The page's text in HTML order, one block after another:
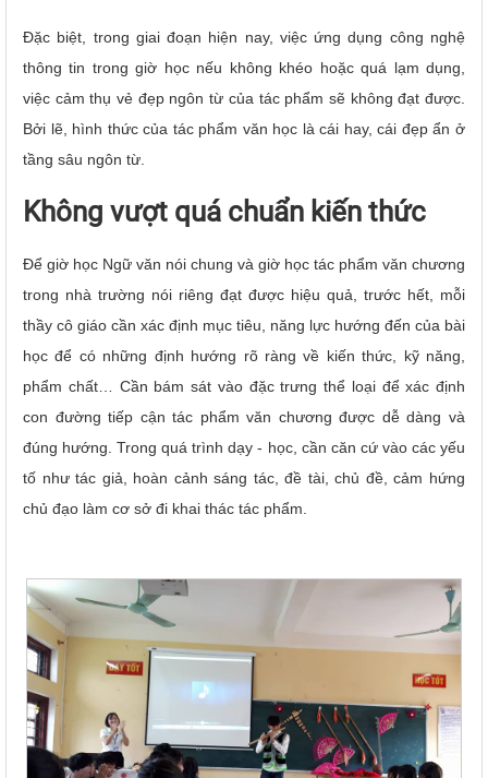
Đặc biệt, trong giai đoạn hiện nay, việc ứng dụng công nghệ
thông tin trong giờ học nếu không khéo hoặc quá lạm dụng,
việc cảm thụ vẻ đẹp ngôn từ của tác phẩm sẽ không đạt được.
Bởi lẽ, hình thức của tác phẩm văn học là cái hay, cái đẹp ẩn ở
tầng sâu ngôn từ.
Không vượt quá chuẩn kiến thức
Để giờ học Ngữ văn nói chung và giờ học tác phẩm văn chương
trong nhà trường nói riêng đạt được hiệu quả, trước hết, mỗi
thầy cô giáo cần xác định mục tiêu, năng lực hướng đến của bài
học để có những định hướng rõ ràng về kiến thức, kỹ năng,
phẩm chất… Cần bám sát vào đặc trưng thể loại để xác định
con đường tiếp cận tác phẩm văn chương được dễ dàng và
đúng hướng. Trong quá trình dạy - học, cần căn cứ vào các yếu
tố như tác giả, hoàn cảnh sáng tác, đề tài, chủ đề, cảm hứng
chủ đạo làm cơ sở đi khai thác tác phẩm.